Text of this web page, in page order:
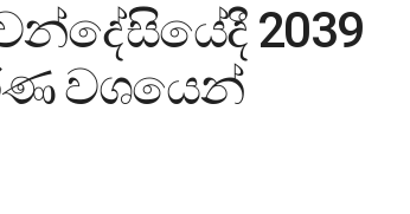
2039
වශයෙන්